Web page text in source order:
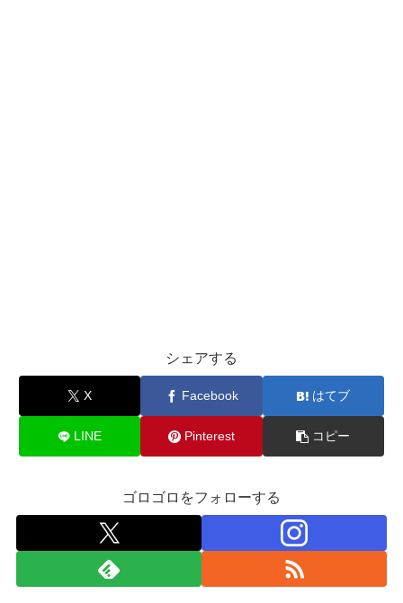
シェアする
X Facebook はてブ
LINE Pinterest コピー
ゴロゴロをフォローする